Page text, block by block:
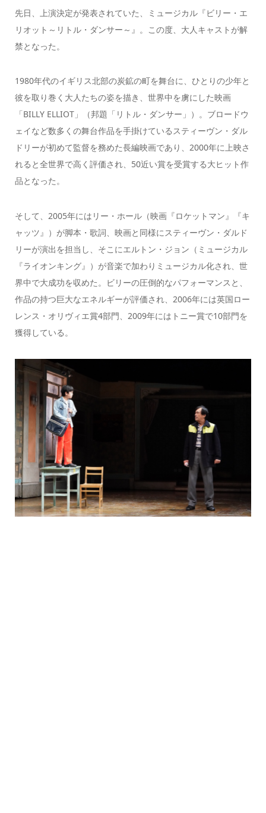
先日、上演決定が発表されていた、ミュージカル『ビリー・エ
リオット～リトル・ダンサー～』。この度、大人キャストが解
禁となった。
1980年代のイギリス北部の炭鉱の町を舞台に、ひとりの少年と
彼を取り巻く大人たちの姿を描き、世界中を虜にした映画
「BILLY ELLIOT」（邦題「リトル・ダンサー」）。ブロードウ
ェイなど数多くの舞台作品を手掛けているスティーヴン・ダル
ドリーが初めて監督を務めた長編映画であり、2000年に上映さ
れると全世界で高く評価され、50近い賞を受賞する大ヒット作
品となった。
そして、2005年にはリー・ホール（映画『ロケットマン』『キ
ャッツ』）が脚本・歌詞、映画と同様にスティーヴン・ダルド
リーが演出を担当し、そこにエルトン・ジョン（ミュージカル
『ライオンキング』）が音楽で加わりミュージカル化され、世
界中で大成功を収めた。ビリーの圧倒的なパフォーマンスと、
作品の持つ巨大なエネルギーが評価され、2006年には英国ロー
レンス・オリヴィエ賞4部門、2009年にはトニー賞で10部門を
獲得している。